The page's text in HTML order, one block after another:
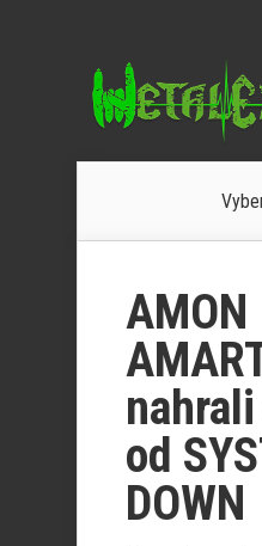
AMON
od
DOWN